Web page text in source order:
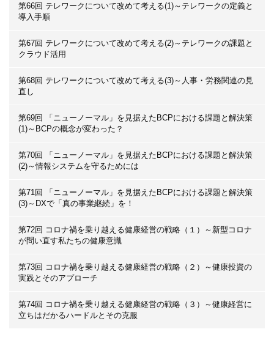
第66回 テレワークについて改めて考える(1)～テレワークの定義と
導入手順
第67回 テレワークについて改めて考える(2)～テレワークの課題と
クラウド活用
第68回 テレワークについて改めて考える(3)～人事・労務関連の見
直し
第69回 「ニューノーマル」を見据えたBCPにおける課題と解決策
(1)～BCPの概念が変わった？
第70回 「ニューノーマル」を見据えたBCPにおける課題と解決策
(2)～情報システムを守るためには
第71回 「ニューノーマル」を見据えたBCPにおける課題と解決策
(3)～DXで「真の事業継続」を！
第72回 コロナ禍を乗り越える健康経営の戦略（１）～新型コロナ
が問い直す私たちの健康意識
第73回 コロナ禍を乗り越える健康経営の戦略（２）～健康投資の
実践とそのアプローチ
第74回 コロナ禍を乗り越える健康経営の戦略（３）～健康経営に
立ちはだかるハードルとその克服